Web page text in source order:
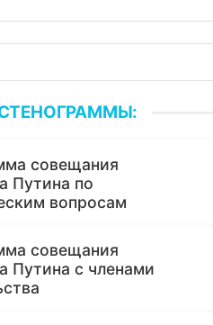
совещания
Путина по
вопросам
совещания
Путина с членами